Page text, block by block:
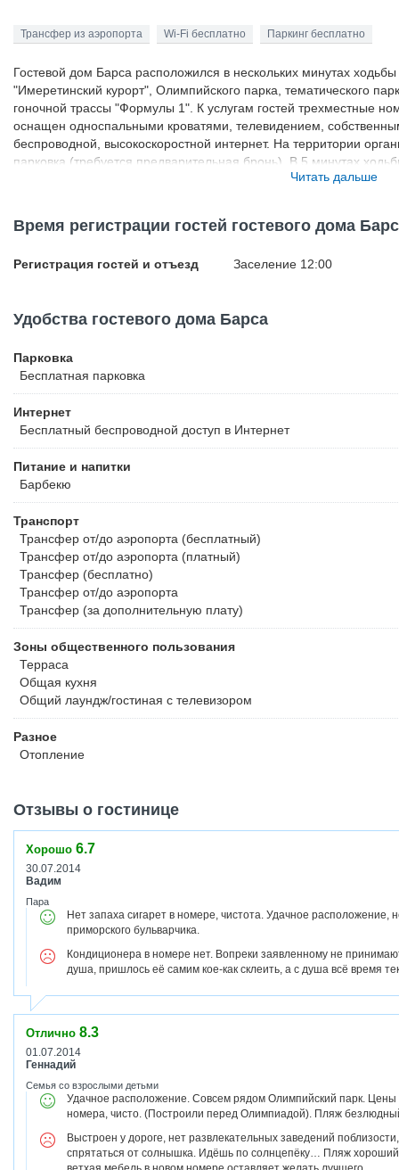
Трансфер из аэропорта Wi-Fi бесплатно Паркинг бесплатно
Гостевой дом Барса расположился в нескольких минутах
"Имеретинский курорт", Олимпийского парка, тематического
гоночной трассы "Формулы 1". К услугам гостей трехместные
оснащен односпальными кроватями, телевидением,
беспроводной, высокоскоростной интернет. На территории
парковка (требуется предварительная бронь). В 5 минутах
транспорта. Расстояние до международного аэропорта Сочи
Читать дальше
Время регистрации гостей гостевого дома
Регистрация гостей и отъезд Заселение 12:00
Удобства гостевого дома Барса
Парковка
Бесплатная парковка
Интернет
Бесплатный беспроводной доступ в Интернет
Питание и напитки
Барбекю
Транспорт
Трансфер от/до аэропорта (бесплатный)
Трансфер от/до аэропорта (платный)
Трансфер (бесплатно)
Трансфер от/до аэропорта
Трансфер (за дополнительную плату)
Зоны общественного пользования
Терраса
Общая кухня
Общий лаундж/гостиная с телевизором
Разное
Отопление
Отзывы о гостинице
Хорошо 6.7
30.07.2014
Вадим
Пара
Нет запаха сигарет в номере, чистота. Удачное расположение,
приморского бульварчика.
Кондиционера в номере нет. Вопреки заявленному не
душа, пришлось её самим кое-как склеить, а с душа всё время
Отлично 8.3
01.07.2014
Геннадий
Семья со взрослыми детьми
Удачное расположение. Совсем рядом Олимпийский парк.
номера, чисто. (Построили перед Олимпиадой). Пляж
Выстроен у дороге, нет развлекательных заведений
спрятаться от солнышка. Идёшь по солнцепёку… Пляж